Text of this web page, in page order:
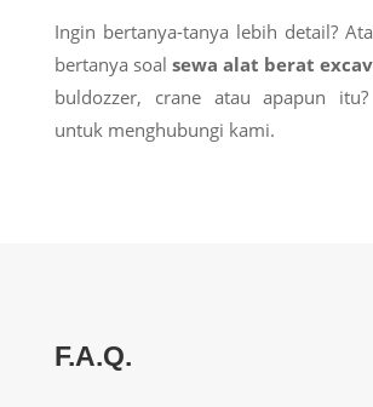
Ingin bertanya-tanya lebih detail?
bertanya soal sewa alat berat
buldozzer, crane atau apapun
untuk menghubungi kami.
F.A.Q.